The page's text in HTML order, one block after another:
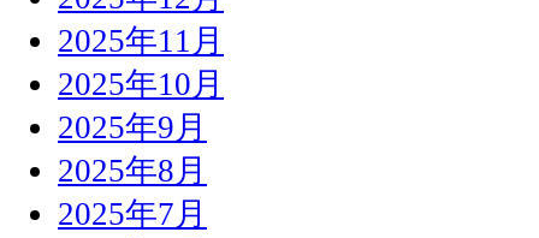
2025年11月
2025年10月
2025年9月
2025年8月
2025年7月